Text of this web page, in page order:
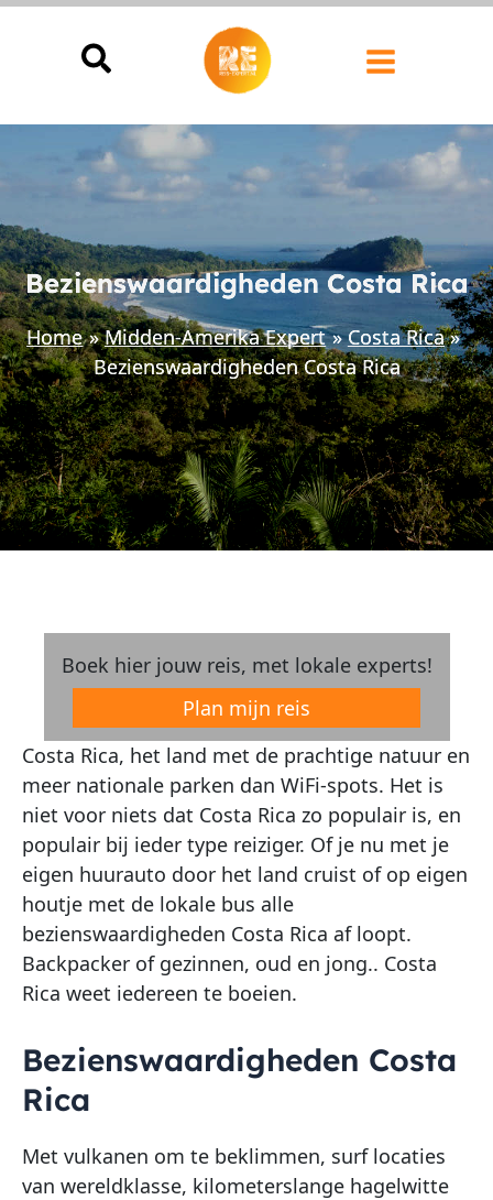
Ga
Bezienswaardigheden Costa Rica
Home Midden-Amerika Expert
Costa Rica
Bezienswaardigheden Costa Rica
Boek hier jouw reis, met lokale experts!
Plan mijn reis
Costa Rica, het land met de prachtige natuur en
meer nationale parken dan WiFi-spots. Het is
niet voor niets dat Costa Rica zo populair is, en
populair bij ieder type reiziger. Of je nu met je
eigen huurauto door het land cruist of op eigen
houtje met de lokale bus alle
bezienswaardigheden Costa Rica af loopt.
Backpacker of gezinnen, oud en jong.. Costa
Rica weet iedereen te boeien.
Bezienswaardigheden Costa
Rica
Met vulkanen om te beklimmen, surf locaties
van wereldklasse, kilometerslange hagelwitte